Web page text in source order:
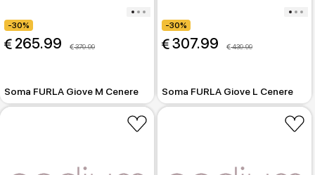
-30%
265.99 379.99
Soma FURLA Giove M Cenere
-30%
307.99 439.99
Soma FURLA Giove L Cenere